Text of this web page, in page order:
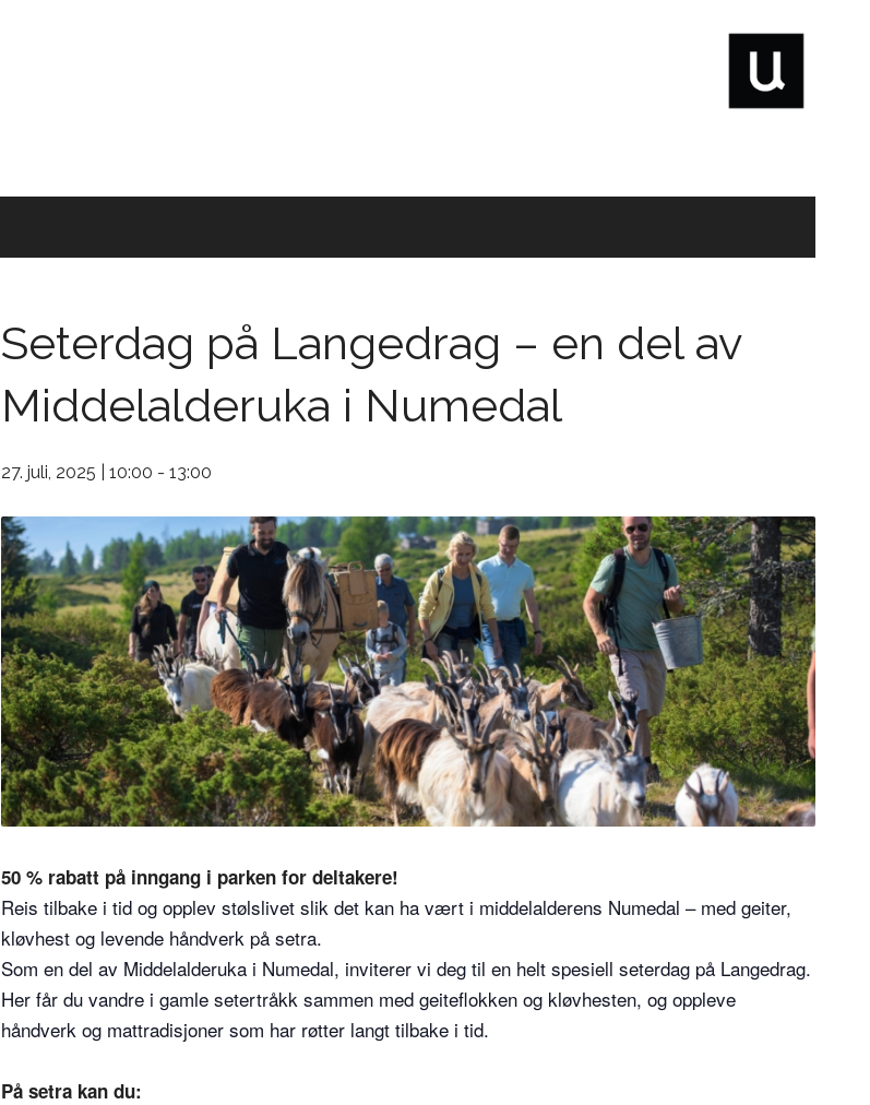
Seterdag på Langedrag – en del av
Middelalderuka i Numedal
27. juli, 2025 | 10:00 - 13:00
50 % rabatt på inngang i parken for deltakere!
Reis tilbake i tid og opplev stølslivet slik det kan ha vært i middelalderens Numedal – med geiter,
kløvhest og levende håndverk på setra.
Som en del av Middelalderuka i Numedal, inviterer vi deg til en helt spesiell seterdag på Langedrag.
Her får du vandre i gamle setertråkk sammen med geiteflokken og kløvhesten, og oppleve
håndverk og mattradisjoner som har røtter langt tilbake i tid.
På setra kan du: